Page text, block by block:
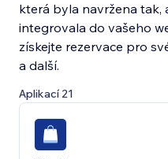
která byla navržena
integrovala do vašeho
získejte rezervace pro
a další.
Aplikací 21